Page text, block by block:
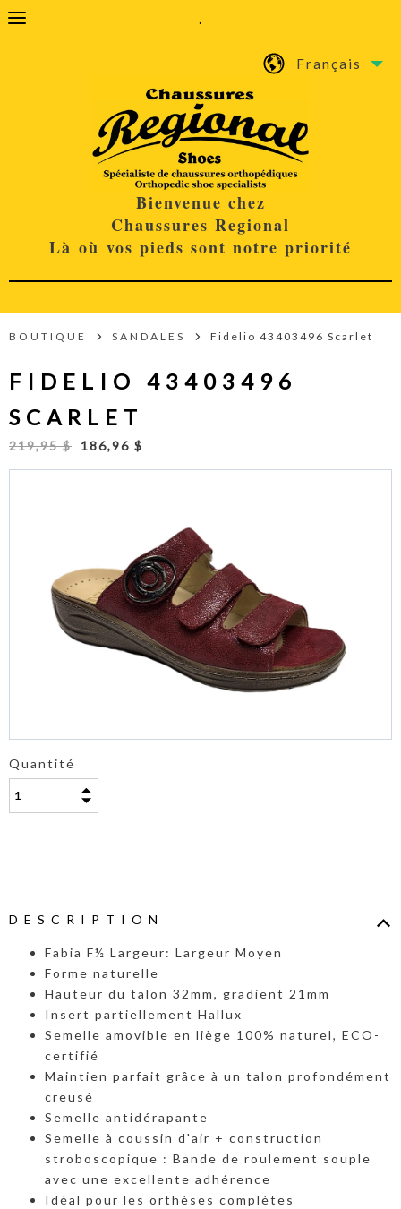
.
Français
Bienvenue chez
Chaussures Regional
Là où vos pieds sont notre priorité
BOUTIQUE SANDALES Fidelio 43403496 Scarlet
FIDELIO 43403496
SCARLET
219,95 $ 186,96 $
Quantité
DESCRIPTION
Fabia F½ Largeur: Largeur Moyen
Forme naturelle
Hauteur du talon 32mm, gradient 21mm
Insert partiellement Hallux
Semelle amovible en liège 100% naturel, ECO-
certifié
Maintien parfait grâce à un talon profondément
creusé
Semelle antidérapante
Semelle à coussin d'air + construction
stroboscopique : Bande de roulement souple
avec une excellente adhérence
Idéal pour les orthèses complètes